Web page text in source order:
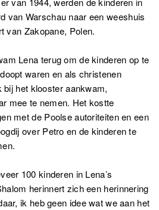
van Warschau naar een weeshuis
van Zakopane, Polen.
Lena terug om de kinderen op te
waren en als christenen
bij het klooster aankwam,
mee te nemen. Het kostte
met de Poolse autoriteiten en een
over Petro en de kinderen te
100 kinderen in Lena’s
herinnert zich een herinnering
ik heb geen idee wat we aan het